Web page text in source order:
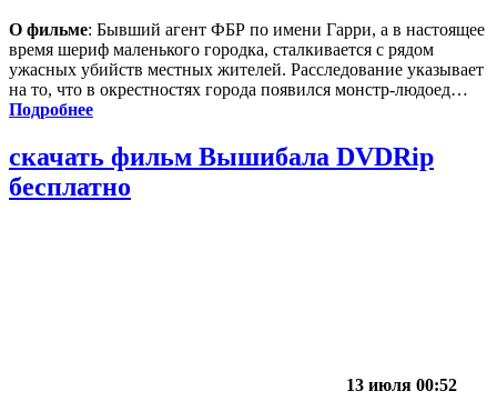
О фильме: Бывший агент ФБР по имени Гарри, а в настоящее
время шериф маленького городка, сталкивается с рядом
ужасных убийств местных жителей. Расследование указывает
на то, что в окрестностях города появился монстр-людоед…
Подробнее
скачать фильм Вышибала DVDRip
бесплатно
13 июля 00:52